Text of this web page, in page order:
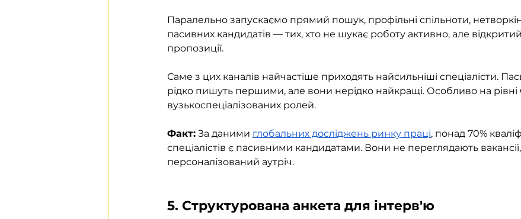
Паралельно запускаємо прямий пошук, профільні спільноти,
пасивних кандидатів — тих, хто не шукає роботу активно, але
пропозиції.
Саме з цих каналів найчастіше приходять найсильніші спеціалісти.
рідко пишуть першими, але вони нерідко найкращі. Особливо на рівні
вузькоспеціалізованих ролей.
Факт: За даними глобальних досліджень ринку праці, понад 70%
спеціалістів є пасивними кандидатами. Вони не переглядають
персоналізований аутріч.
5. Структурована анкета для інтерв'ю